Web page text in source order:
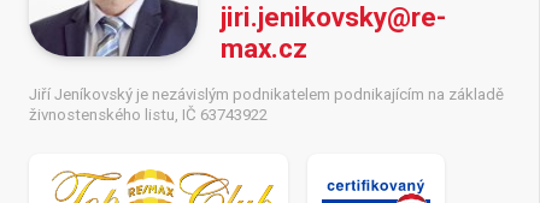
jiri.jenikovsky@re-
max.cz
Jiří Jeníkovský je nezávislým podnikatelem podnikajícím na základě
živnostenského listu, IČ 63743922